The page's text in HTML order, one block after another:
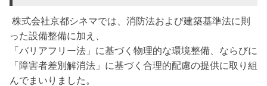
株式会社京都シネマでは、消防法および建築基準法に則
った設備整備に加え、
「バリアフリー法」に基づく物理的な環境整備、ならびに
「障害者差別解消法」に基づく合理的配慮の提供に取り組
んでまいりました。